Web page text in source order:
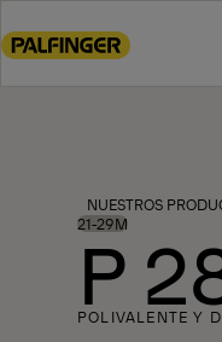
to
NUESTROS
21-29M
P
POLIVALENTE Y